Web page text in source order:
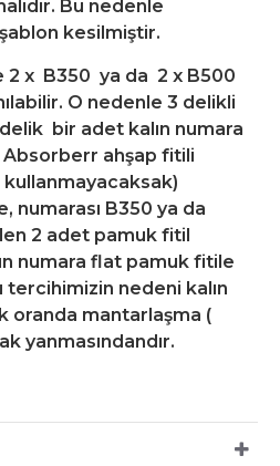
Bu nedenle
kesilmiştir.
2 x B350 ya da 2 x B500
O nedenle 3 delikli
bir adet kalın numara
Absorberr ahşap fitili
numarası B350 ya da
2 adet pamuk fitil
numara flat pamuk fitile
nedeni kalın
oranda mantarlaşma (
yanmasındandır.